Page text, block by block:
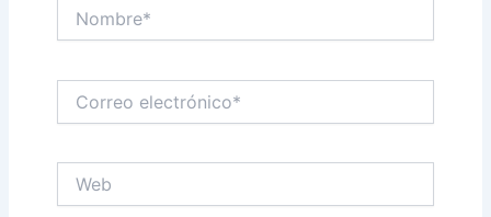
electrónico*